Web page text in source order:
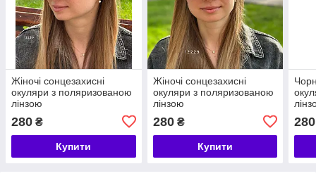
Жіночі сонцезахисні
окуляри з поляризованою
лінзою
280 ₴
Купити
Жіночі сонцезахисні
окуляри з поляризованою
лінзою
280₴
Купити
280